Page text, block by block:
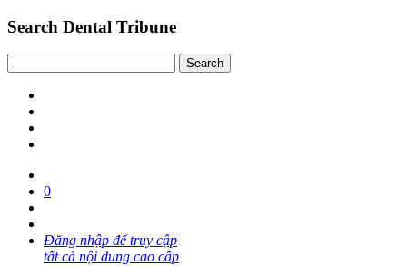
Search Dental Tribune
0
Đăng nhập để truy cập
tất cả nội dung cao cấp